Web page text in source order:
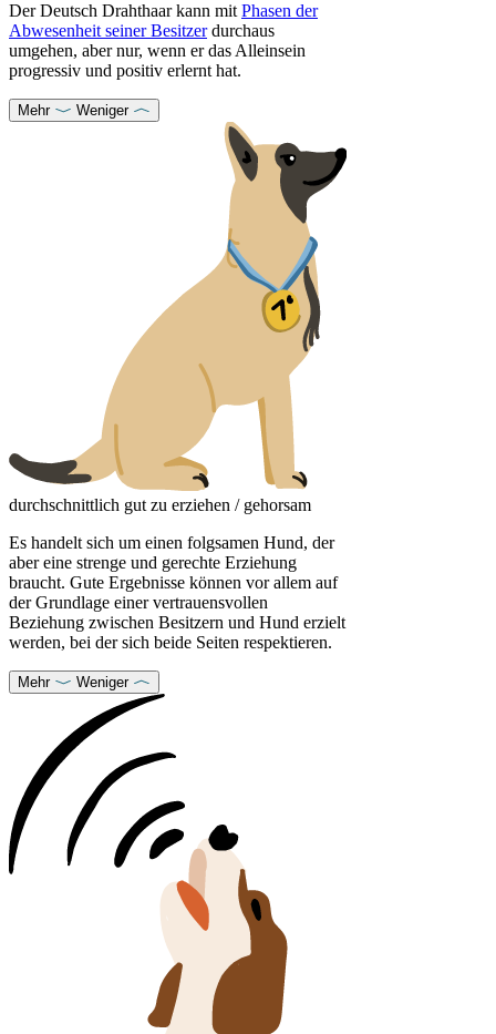
Der Deutsch Drahthaar kann mit Phasen der
Abwesenheit seiner Besitzerdurchaus
umgehen, aber nur, wenn er das Alleinsein
progressiv und positiv erlernt hat.
Mehr Weniger
durchschnittlich gut zu erziehen / gehorsam
Es handelt sich um einen folgsamen Hund, der
aber eine strenge und gerechte Erziehung
braucht. Gute Ergebnisse können vor allem auf
der Grundlage einer vertrauensvollen
Beziehung zwischen Besitzern und Hund erzielt
werden, bei der sich beide Seiten respektieren.
Mehr Weniger